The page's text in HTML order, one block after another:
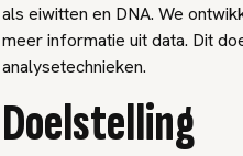
als eiwitten en DNA. We
meer informatie uit data. Dit
analysetechnieken.
Doelstelling